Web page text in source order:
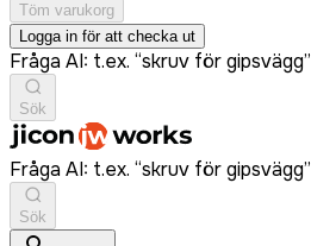
Töm varukorg
Logga in för att checka ut
Fråga AI: t.ex. “skruv för gipsvägg”
Sök
Fråga AI: t.ex. “skruv för gipsvägg”
Sök